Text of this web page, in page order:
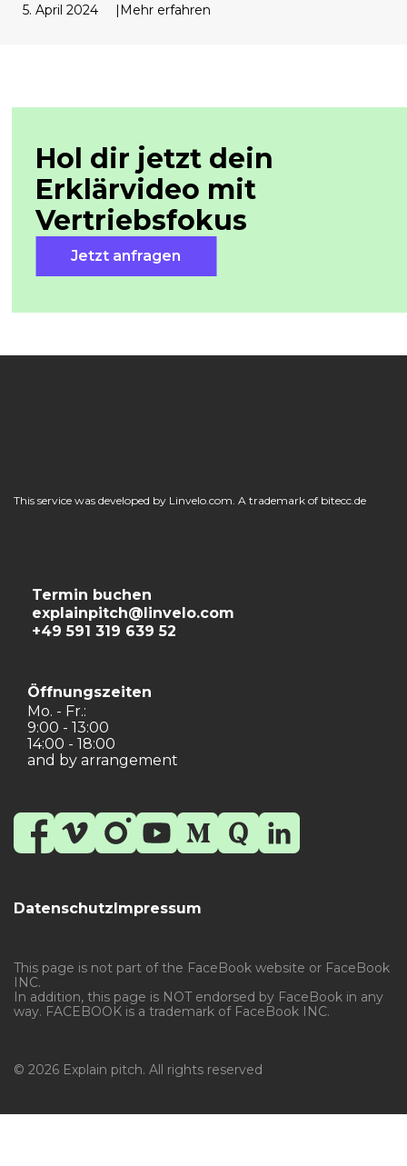
5. April 2024 Mehr erfahren
Hol dir jetzt dein
Erklärvideo mit
Vertriebsfokus
Jetzt anfragen
This service was developed by Linvelo.com. A trademark of bitecc.de
DatenschutzImpressum
Termin buchen
explainpitch@linvelo.com
+49 591 319 639 52
Öffnungszeiten
Mo. - Fr.:
9:00 - 13:00
14:00 - 18:00
and by arrangement
© 2026 Explain pitch. All rights reserved
This page is not part of the FaceBook website or FaceBook
INC.
In addition, this page is NOT endorsed by FaceBook in any
way. FACEBOOK is a trademark of FaceBook INC.